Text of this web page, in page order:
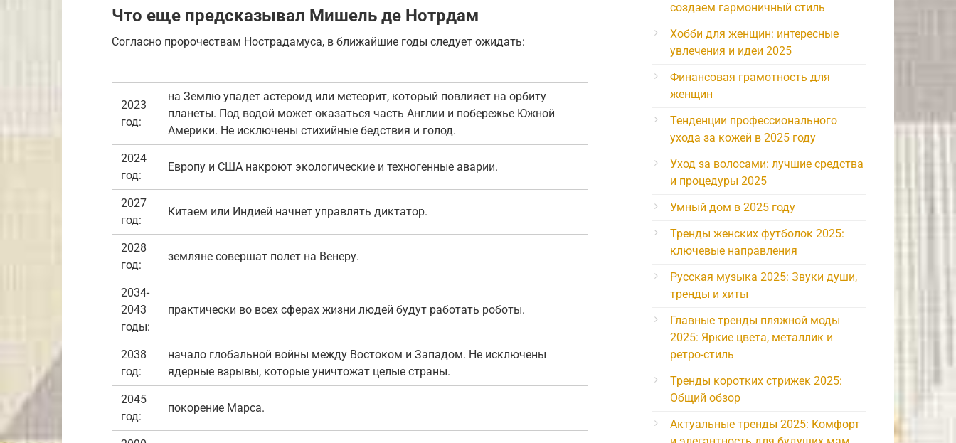
Что еще предсказывал Мишель де Нотрдам
Согласно пророчествам Нострадамуса, в ближайшие годы следует ожидать:
2023
год:
на Землю упадет астероид или метеорит, который повлияет на орбиту
планеты. Под водой может оказаться часть Англии и побережье Южной
Америки. Не исключены стихийные бедствия и голод.
2024
год:
Европу и США накроют экологические и техногенные аварии.
2027
год:
Китаем или Индией начнет управлять диктатор.
2028
год:
земляне совершат полет на Венеру.
2034-
2043
годы:
практически во всех сферах жизни людей будут работать роботы.
2038
год:
начало глобальной войны между Востоком и Западом. Не исключены
ядерные взрывы, которые уничтожат целые страны.
2045
год:
покорение Марса.
создаем гармоничный стиль
Хобби для женщин: интересные
увлечения и идеи 2025
Финансовая грамотность для
женщин
Тенденции профессионального
ухода за кожей в 2025 году
Уход за волосами: лучшие средства
и процедуры 2025
Умный дом в 2025 году
Тренды женских футболок 2025:
ключевые направления
Русская музыка 2025: Звуки души,
тренды и хиты
Главные тренды пляжной моды
2025: Яркие цвета, металлик и
ретро-стиль
Тренды коротких стрижек 2025:
Общий обзор
Актуальные тренды 2025: Комфорт